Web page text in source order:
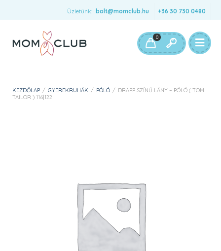
Üzletünk: bolt@momclub.hu +36 30 730 0480
0
KEZDŐLAP / GYEREKRUHÁK / PÓLÓ / DRAPP SZÍNŰ LÁNY – PÓLÓ ( TOM
TAILOR ) 116|122